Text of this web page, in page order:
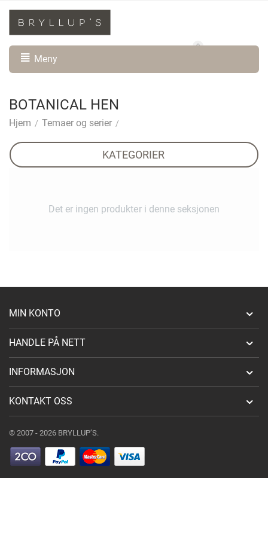
Min konto
0
Meny
BOTANICAL HEN
Hjem / Temaer og serier /
KATEGORIER
Det er ingen produkter i denne seksjonen
MIN KONTO
HANDLE PÅ NETT
INFORMASJON
KONTAKT OSS
© 2007 - 2026 BRYLLUP’S.